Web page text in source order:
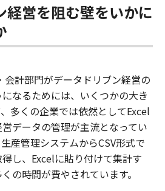
経営を阻む壁をいかに
会計部門がデータドリブン経営の
なるためには、いくつかの大き
多くの企業では依然としてExcel
データの管理が主流となってい
産管理システムからCSV形式で
し、Excelに貼り付けて集計す
の時間が費やされています。